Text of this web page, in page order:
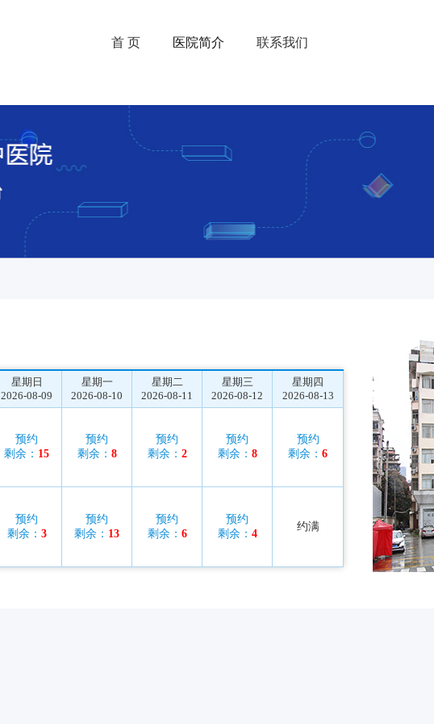
首 页 医院简介 联系我们
星期日
2026-08-09
星期一
2026-08-10
星期二
2026-08-11
星期三
2026-08-12
星期四
2026-08-13
预约
剩余： 15
预约
剩余： 8
预约
剩余： 2
预约
剩余： 8
预约
剩余： 6
预约
剩余： 3
预约
剩余： 13
预约
剩余： 6
预约
剩余： 4
约满